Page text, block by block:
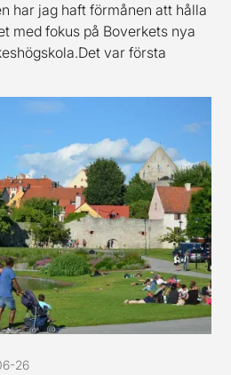
har jag haft förmånen att hålla
med fokus på Boverkets nya
var första
inför uppdraget.
26